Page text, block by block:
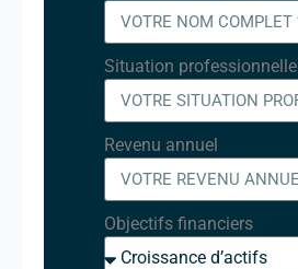
Situation professionnelle
Revenu annuel
Objectifs financiers